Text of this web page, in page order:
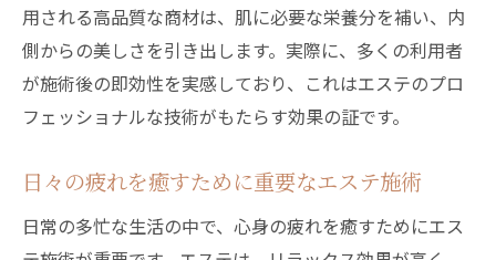
用される高品質な商材は、肌に必要な栄養分を補い、内
側からの美しさを引き出します。実際に、多くの利用者
が施術後の即効性を実感しており、これはエステのプロ
フェッショナルな技術がもたらす効果の証です。
日々の疲れを癒すために重要なエステ施術
日常の多忙な生活の中で、心身の疲れを癒すためにエス